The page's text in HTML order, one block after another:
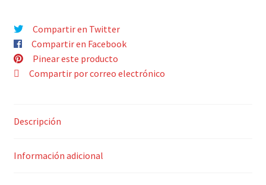
cantidad
Compartir en Twitter
Compartir en Facebook
Pinear este producto
Compartir por correo electrónico
Descripción
Información adicional